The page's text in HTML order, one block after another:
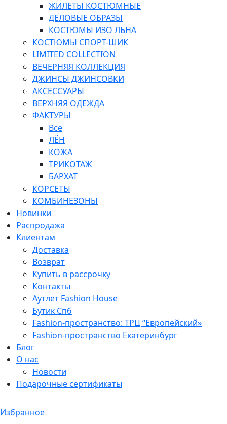
ЖИЛЕТЫ КОСТЮМНЫЕ
ДЕЛОВЫЕ ОБРАЗЫ
КОСТЮМЫ ИЗО ЛЬНА
КОСТЮМЫ СПОРТ-ШИК
LIMITED COLLECTION
ВЕЧЕРНЯЯ КОЛЛЕКЦИЯ
ДЖИНСЫ ДЖИНСОВКИ
АКСЕССУАРЫ
ВЕРХНЯЯ ОДЕЖДА
ФАКТУРЫ
Все
ЛЁН
КОЖА
ТРИКОТАЖ
БАРХАТ
КОРСЕТЫ
КОМБИНЕЗОНЫ
Новинки
Распродажа
Клиентам
Доставка
Возврат
Купить в рассрочку
Контакты
Аутлет Fashion House
Бутик Спб
Fashion-пространство: ТРЦ “Европейский»
Fashion-пространство Екатеринбург
Блог
О нас
Новости
Подарочные сертификаты
Избранное